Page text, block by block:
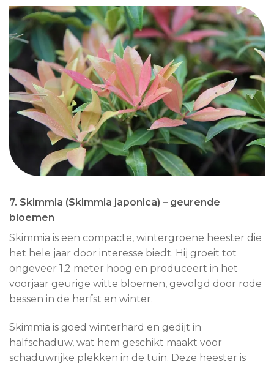
7. Skimmia (Skimmia japonica) – geurende
bloemen
Skimmia is een compacte, wintergroene heester die
het hele jaar door interesse biedt. Hij groeit tot
ongeveer 1,2 meter hoog en produceert in het
voorjaar geurige witte bloemen, gevolgd door rode
bessen in de herfst en winter.
Skimmia is goed winterhard en gedijt in
halfschaduw, wat hem geschikt maakt voor
schaduwrijke plekken in de tuin. Deze heester is